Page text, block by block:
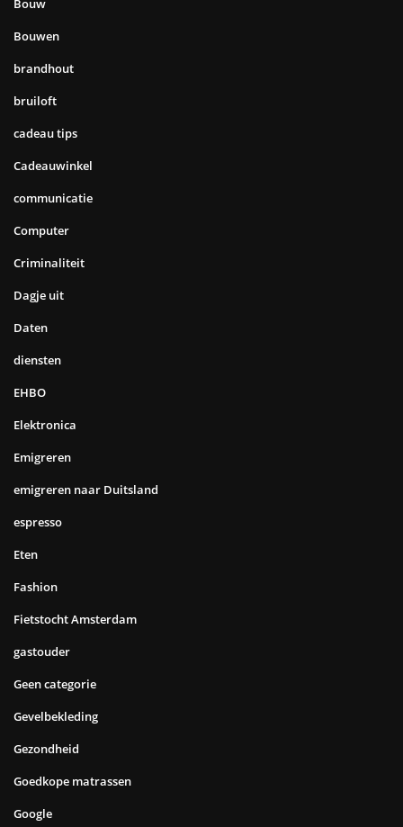
Bouw
Bouwen
brandhout
bruiloft
cadeau tips
Cadeauwinkel
communicatie
Computer
Criminaliteit
Dagje uit
Daten
diensten
EHBO
Elektronica
Emigreren
emigreren naar Duitsland
espresso
Eten
Fashion
Fietstocht Amsterdam
gastouder
Geen categorie
Gevelbekleding
Gezondheid
Goedkope matrassen
Google